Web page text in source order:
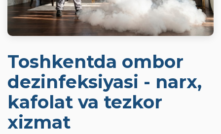
Toshkentda ombor
dezinfeksiyasi - narx,
kafolat va tezkor
xizmat